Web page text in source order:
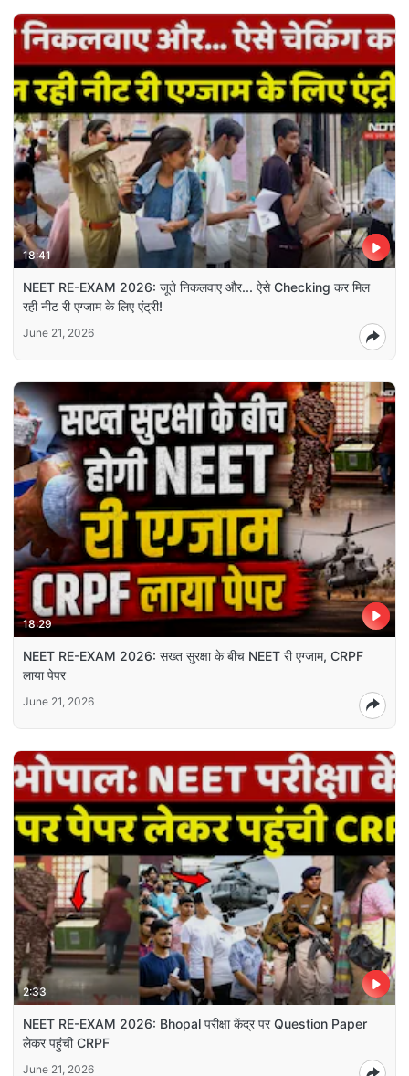
18:41
NEET RE-EXAM 2026: जूते निकलवाए और... ऐसे Checking कर मिल
रही नीट री एग्जाम के लिए एंट्री!
June 21, 2026
18:29
NEET RE-EXAM 2026: सख्त सुरक्षा के बीच NEET री एग्जाम, CRPF
लाया पेपर
June 21, 2026
2:33
NEET RE-EXAM 2026: Bhopal परीक्षा केंद्र पर Question Paper
लेकर पहुंची CRPF
June 21, 2026